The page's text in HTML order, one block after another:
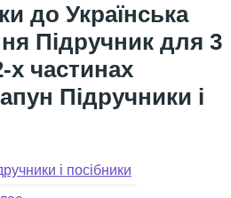
Українська
Підручник для 3
частинах
Підручники і
і посібники